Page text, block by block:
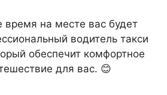
время на месте вас будет
водитель такси
обеспечит комфортное
для вас. 😊